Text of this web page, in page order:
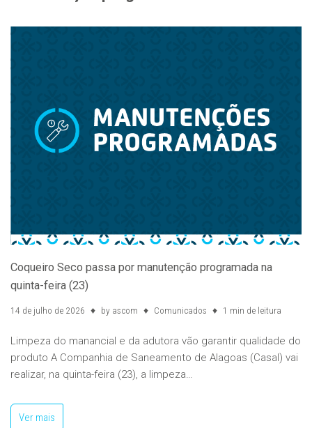
Coqueiro Seco passa por manutenção programada na
quinta-feira (23)
14 de julho de 2026 by ascom Comunicados 1 min de leitura
Limpeza do manancial e da adutora vão garantir qualidade do
produto A Companhia de Saneamento de Alagoas (Casal) vai
realizar, na quinta-feira (23), a limpeza…
Ver mais